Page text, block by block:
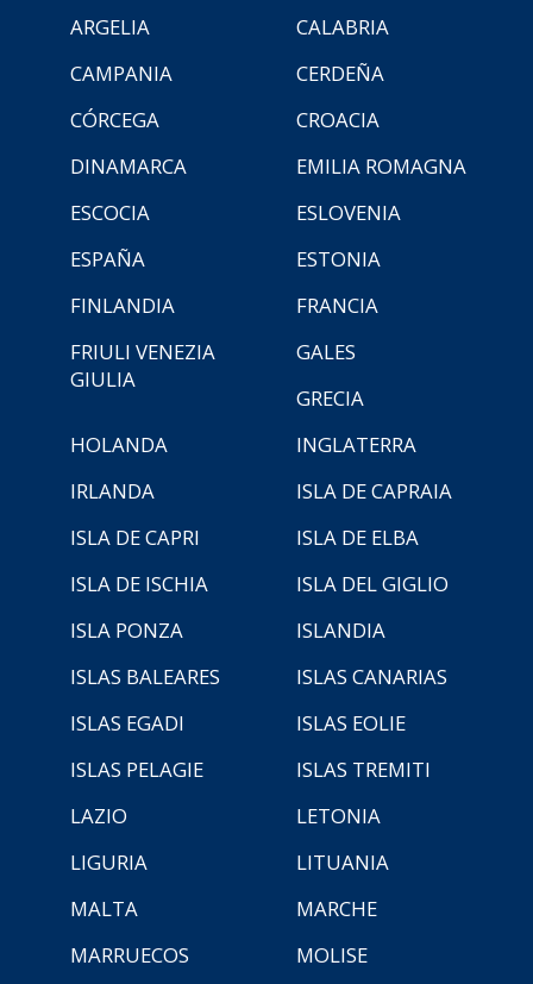
ARGELIA
CALABRIA
CAMPANIA
CERDEÑA
CÓRCEGA
CROACIA
DINAMARCA
EMILIA ROMAGNA
ESCOCIA
ESLOVENIA
ESPAÑA
ESTONIA
FINLANDIA
FRANCIA
FRIULI VENEZIA
GIULIA
GALES
GRECIA
HOLANDA
INGLATERRA
IRLANDA
ISLA DE CAPRAIA
ISLA DE CAPRI
ISLA DE ELBA
ISLA DE ISCHIA
ISLA DEL GIGLIO
ISLA PONZA
ISLANDIA
ISLAS BALEARES
ISLAS CANARIAS
ISLAS EGADI
ISLAS EOLIE
ISLAS PELAGIE
ISLAS TREMITI
LAZIO
LETONIA
LIGURIA
LITUANIA
MALTA
MARCHE
MARRUECOS
MOLISE